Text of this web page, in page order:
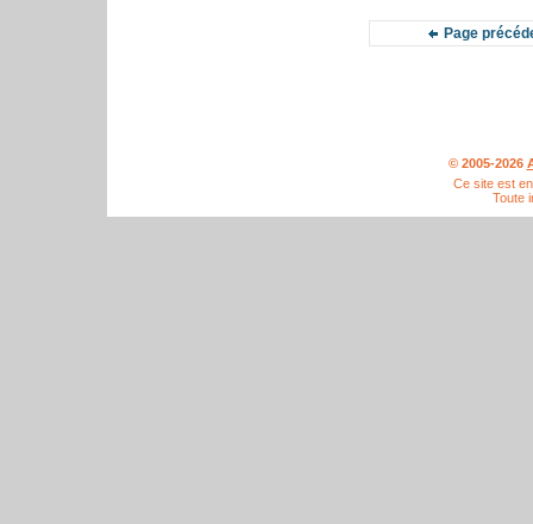
Page
© 2005-2026
Ce site est
Toute